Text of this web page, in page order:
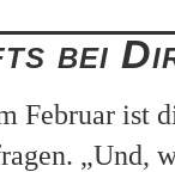
bei
Februar ist
„Und,